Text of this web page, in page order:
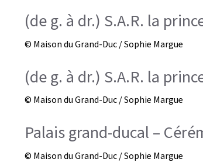
(de g. à dr.) S.A.R. la
© Maison du Grand-Duc / Sophie Margue
(de g. à dr.) S.A.R. la
© Maison du Grand-Duc / Sophie Margue
Palais grand-ducal –
© Maison du Grand-Duc / Sophie Margue